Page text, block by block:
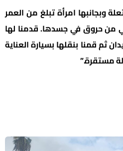
وبجانبها امرأة تبلغ من العمر
من حروق في جسدها. قدمنا ​​لها
ثم قمنا بنقلها بسيارة العناية
مستقرة.”